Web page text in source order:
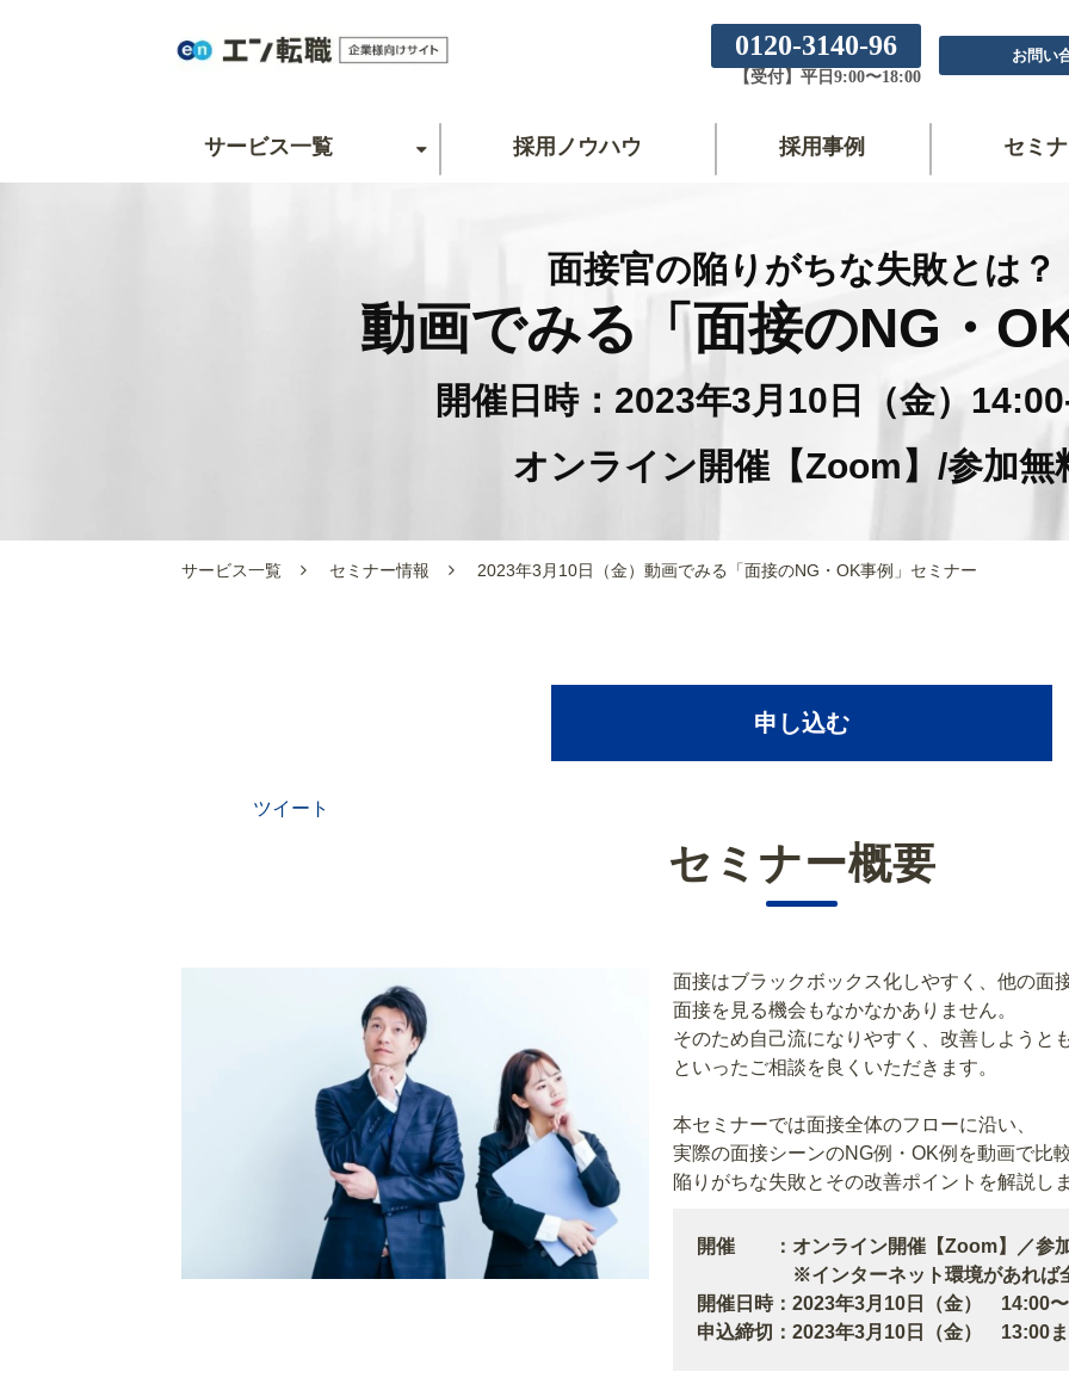
0120-3140-96
【受付】平日9:00〜18:00
お問い
サービス一覧 採用ノウハウ 採用事例 セミ
面接官の陥りがちな失敗とは？
動画でみる「面接のNG・
開催日時：2023年3月10日（金）
オンライン開催【Zoom】/参加無
サービス一覧 セミナー情報 2023年3月10日（金）動画でみる「面接のNG・OK事例」セミナー
申し込む
ツイート
セミナー概要
面接はブラックボックス化しやすく、他の面
面接を見る機会もなかなかありません。
そのため自己流になりやすく、改善しようと
といったご相談を良くいただきます。
本セミナーでは面接全体のフローに沿い、
実際の面接シーンのNG例・OK例を動画で比
陥りがちな失敗とその改善ポイントを解説し
開催 ：オンライン開催【Zoom】／参
※インターネット環境があれば全国
開催日時：2023年3月10日（金） 14:00
申込締切：2023年3月10日（金） 13:00